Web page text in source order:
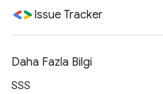
Issue Tracker
Daha Fazla Bilgi
SSS